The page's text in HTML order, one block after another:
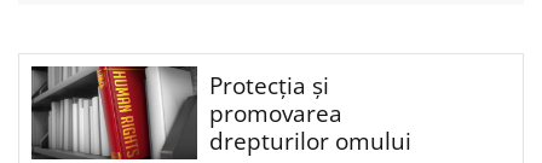
Protecția și
promovarea
drepturilor omului